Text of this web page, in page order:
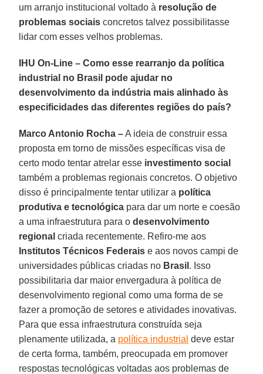
um arranjo institucional voltado à resolução de
problemas sociais concretos talvez possibilitasse
lidar com esses velhos problemas.
IHU On-Line – Como esse rearranjo da política
industrial no Brasil pode ajudar no
desenvolvimento da indústria mais alinhado às
especificidades das diferentes regiões do país?
Marco Antonio Rocha –A ideia de construir essa
proposta em torno de missões específicas visa de
certo modo tentar atrelar esse investimento social
também a problemas regionais concretos. O objetivo
disso é principalmente tentar utilizar a política
produtiva e tecnológica para dar um norte e coesão
a uma infraestrutura para o desenvolvimento
regional criada recentemente. Refiro-me aos
Institutos Técnicos Federais e aos novos campi de
universidades públicas criadas no Brasil . Isso
possibilitaria dar maior envergadura à política de
desenvolvimento regional como uma forma de se
fazer a promoção de setores e atividades inovativas.
Para que essa infraestrutura construída seja
plenamente utilizada, a política industrial deve estar
de certa forma, também, preocupada em promover
respostas tecnológicas voltadas aos problemas de